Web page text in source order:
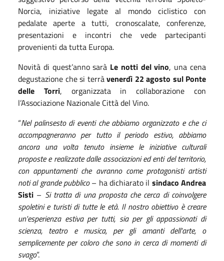
Norcia, iniziative legate al mondo ciclistico con
pedalate aperte a tutti, cronoscalate, conferenze,
presentazioni e incontri che vede partecipanti
provenienti da tutta Europa.
Novità di quest’anno sarà Le notti del vino, una cena
degustazione che si terràvenerdì 22 agosto sul Ponte
delle Torri, organizzata in collaborazione con
l’Associazione Nazionale Città del Vino.
“Nel palinsesto di eventi che abbiamo organizzato e che ci
accompagneranno per tutto il periodo estivo, abbiamo
ancora una volta tenuto insieme le iniziative culturali
proposte e realizzate dalle associazioni ed enti del territorio,
con appuntamenti che avranno come protagonisti artisti
noti al grande pubblico– ha dichiarato il sindaco Andrea
Sisti – Si tratta di una proposta che cerca di coinvolgere
spoletini e turisti di tutte le età. Il nostro obiettivo è creare
un'esperienza estiva per tutti, sia per gli appassionati di
scienza, teatro e musica, per gli amanti dell'arte, o
semplicemente per coloro che sono in cerca di momenti di
svago”.